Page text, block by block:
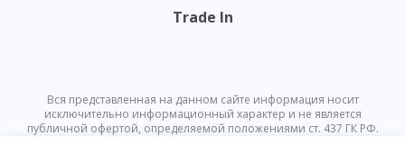
Trade In
Вся представленная на данном сайте информация носит
исключительно информационный характер и не является
публичной офертой, определяемой положениями ст. 437 ГК РФ.